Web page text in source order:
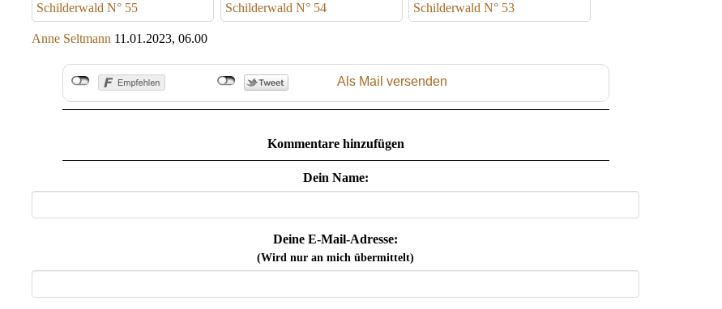
Schilderwald N° 55 Schilderwald N° 54 Schilderwald N° 53
Anne Seltmann 11.01.2023, 06.00
Als Mail versenden
Kommentare hinzufügen
Dein Name:
Deine E-Mail-Adresse:
(Wird nur an mich übermittelt)